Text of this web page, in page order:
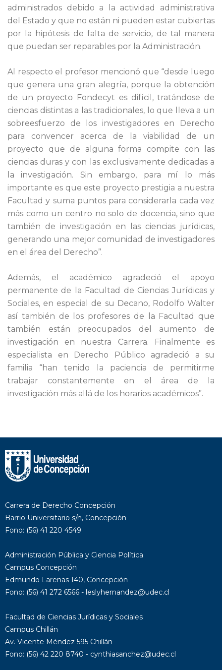
administrados debido a la actividad administrativa
del Estado y que no están ni pueden estar cubiertas
por la hipótesis de falta de servicio, de tal manera
que puedan ser reparables por la Administración.
Al respecto el profesor mencionó que “desde luego
que genera una gran alegría, porque la obtención
de un proyecto Fondecyt es difícil, tratándose de
ciencias distintas a las tradicionales, lo que lleva a un
sobreesfuerzo de los investigadores en Derecho
para convencer acerca de la viabilidad de un
proyecto que de alguna forma compite con las
ciencias duras y con las exclusivamente dedicadas a
la investigación. Sin embargo, para mí lo más
importante es que este proyecto prestigia a nuestra
Facultad y suma puntos para considerarla cada vez
más como un centro no solo de docencia, sino que
también de investigación en las ciencias jurídicas,
generando una mejor comunidad de investigadores
en el área del Derecho”.
Además, el académico agradeció el apoyo
permanente de la Facultad de Ciencias Jurídicas y
Sociales, en especial de su Decano, Rodolfo Walter
así también de los profesores de la Facultad que
también están preocupados del aumento de
investigación en nuestra Carrera. Finalmente es
especialista en Derecho Público agradeció a su
familia “han tenido la paciencia de permitirme
trabajar constantemente en el área de la
investigación más allá de los horarios académicos”.
Carrera de Derecho Concepción
Barrio Universitario s/n, Concepción
Fono: (56) 41 220 4549
Administración Pública y Ciencia Política
Campus Concepción
Edmundo Larenas 140, Concepción
Fono: (56) 41 272 6566 - leslyhernandez@udec.cl
Facultad de Ciencias Jurídicas y Sociales
Campus Chillán
Av. Vicente Méndez 595 Chillán
Fono: (56) 42 220 8740 - cynthiasanchez@udec.cl